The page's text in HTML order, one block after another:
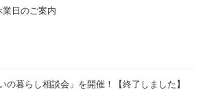
業日のご案内
の暮らし相談会」を開催！【終了しました】